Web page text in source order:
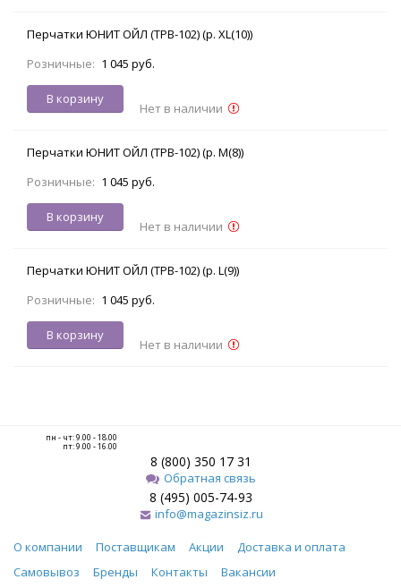
Перчатки ЮНИТ ОЙЛ (TPB-102) (р. XL(10))
Розничные: 1 045 руб.
В корзину
Нет в наличии
Перчатки ЮНИТ ОЙЛ (TPB-102) (р. M(8))
Розничные: 1 045 руб.
В корзину
Нет в наличии
Перчатки ЮНИТ ОЙЛ (TPB-102) (р. L(9))
Розничные: 1 045 руб.
В корзину
Нет в наличии
пн - чт: 9.00 - 18.00
пт: 9.00 - 16.00
8 (800) 350 17 31
Обратная связь
8 (495) 005-74-93
info@magazinsiz.ru
О компании Поставщикам Акции
Доставка и оплата
Самовывоз
Бренды Контакты Вакансии